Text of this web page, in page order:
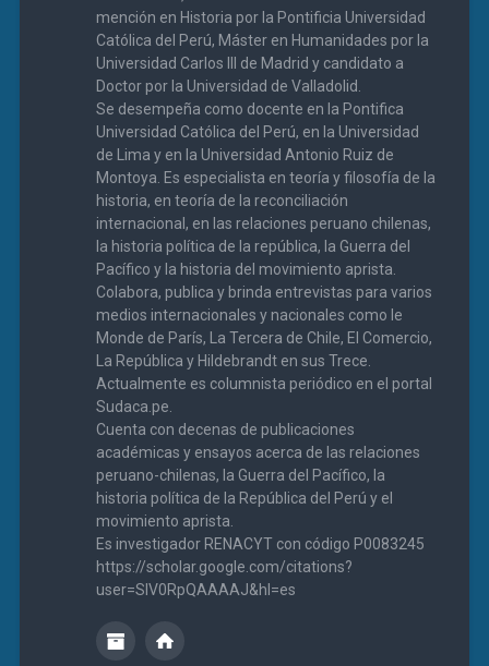
mención en Historia por la Pontificia Universidad
Católica del Perú, Máster en Humanidades por la
Universidad Carlos III de Madrid y candidato a
Doctor por la Universidad de Valladolid.
Se desempeña como docente en la Pontifica
Universidad Católica del Perú, en la Universidad
de Lima y en la Universidad Antonio Ruiz de
Montoya. Es especialista en teoría y filosofía de la
historia, en teoría de la reconciliación
internacional, en las relaciones peruano chilenas,
la historia política de la república, la Guerra del
Pacífico y la historia del movimiento aprista.
Colabora, publica y brinda entrevistas para varios
medios internacionales y nacionales como le
Monde de París, La Tercera de Chile, El Comercio,
La República y Hildebrandt en sus Trece.
Actualmente es columnista periódico en el portal
Sudaca.pe.
Cuenta con decenas de publicaciones
académicas y ensayos acerca de las relaciones
peruano-chilenas, la Guerra del Pacífico, la
historia política de la República del Perú y el
movimiento aprista.
Es investigador RENACYT con código P0083245
https://scholar.google.com/citations?
user=SIV0RpQAAAAJ&hl=es